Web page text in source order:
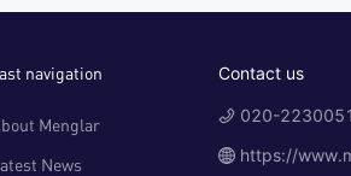
navigation
Menglar
News
Contact us
020-
https://